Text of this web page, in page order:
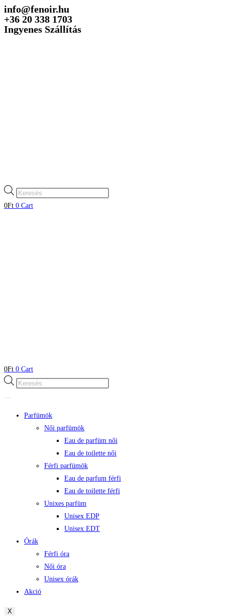
Skip
to
content
info@fenoir.hu
+36 20 338 1703
Ingyenes Szállítás
Products
search
0Ft 0 Cart
0Ft 0 Cart
Products
Parfümök
Női parfümök
Eau de parfüm női
Eau de toilette női
Férfi parfümök
Eau de parfum férfi
Eau de toilette férfi
Unixes parfüm
Unisex EDP
Unisex EDT
Órák
Férfi óra
Női óra
Unisex órák
Akció
X